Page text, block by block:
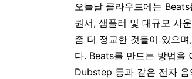
오늘날 클라우드에는
퀀서, 샘플러 및 대규모 사
좀 더 정교한 것들이 있으
다. Beats를 만드는 방법을
Dubstep 등과 같은 전자